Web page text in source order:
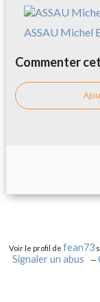
ASSAU Michel
Commenter
Voir le profil defean73
Signaler un abus